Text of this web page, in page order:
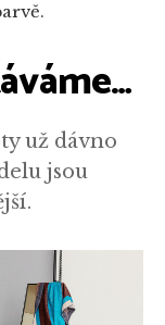
už dávno
jsou